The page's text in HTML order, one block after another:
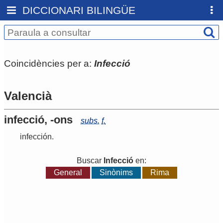
DICCIONARI BILINGÜE
Coincidències per a: Infecció
Valencià
infecció, -ons subs. f.
infección.
Buscar Infecció en:
General
Sinònims Rima